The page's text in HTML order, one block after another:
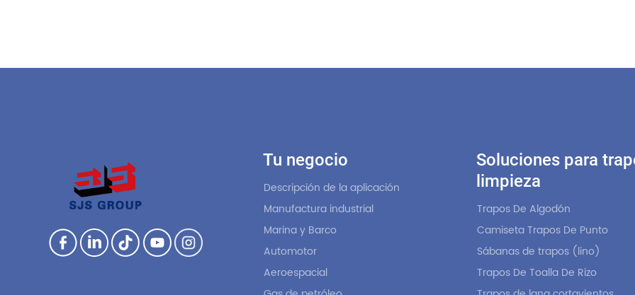
Tu negocio
Descripción de la aplicación
Manufactura industrial
Marina y Barco
Automotor
Aeroespacial
Soluciones para
limpieza
Trapos De Algodón
Camiseta Trapos De Punto
Sábanas de trapos (lino)
Trapos De Toalla De Rizo